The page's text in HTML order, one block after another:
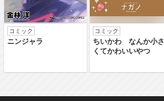
コミック
ニンジャラ
コミック
ちいかわ なんか小さ
くてかわいいやつ